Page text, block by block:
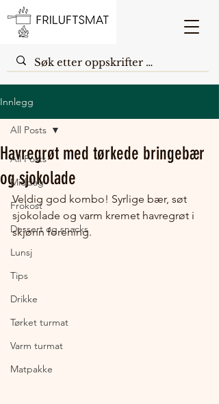
Innlegg
All Posts
Middag
Frokost
Dessert og snacks
Lunsj
Tips
Drikke
Tørket turmat
Varm turmat
Matpakke
All Posts
Havregrøt med tørkede bringebær
og sjokolade
Veldig god kombo! Syrlige bær, søt
sjokolade og varm kremet havregrøt i
skjønn forening.